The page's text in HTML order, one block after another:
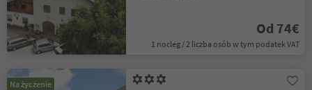
Od 74€
1 nocleg / 2 liczba osób w tym podatek VAT
Na życzenie